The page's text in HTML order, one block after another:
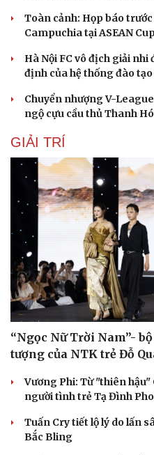
Sức khỏe
Dinh dưỡng - món ngon
Cây thuốc
Sản phụ khoa
Nhi khoa
Nam khoa
Làm đẹp - giảm cân
Phòng mạch online
Ăn sạch sống khỏe
Toàn cảnh: Họp báo
Campuchia tại ASEAN
Hà Nội FC vô địch giải
định của hệ thống đào
Chuyển nhượng V-
ngộ cựu cầu thủ Thanh
GIẢI TRÍ
“Ngọc Nữ Trời Nam”-
tượng của NTK trẻ Đỗ
Vương Phi: Từ "thiên
người tình trẻ Tạ Đình
Tuấn Cry tiết lộ lý do lấn
Bắc Bling